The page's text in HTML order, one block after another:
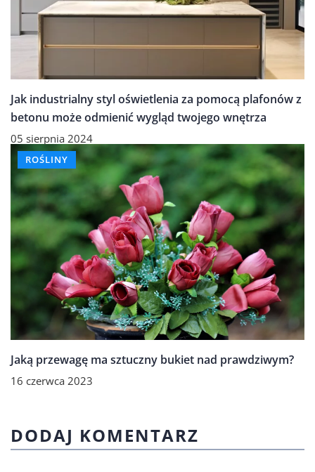
Jak industrialny styl oświetlenia za pomocą plafonów z
betonu może odmienić wygląd twojego wnętrza
05 sierpnia 2024
ROŚLINY
Jaką przewagę ma sztuczny bukiet nad prawdziwym?
16 czerwca 2023
DODAJ KOMENTARZ